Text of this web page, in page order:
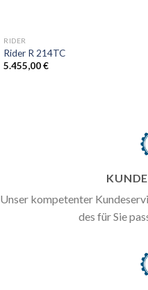
RIDER
Rider R 214TC
5.455,00€
Unser kompetenter
des für Sie